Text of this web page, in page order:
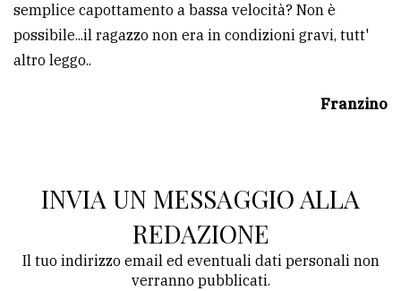
CERCA
Cerca
ALTRE
TESTATE
semplice capottamento a bassa velocità? Non è
possibile...il ragazzo non era in condizioni gravi, tutt'
altro leggo..
Franzino
INVIA UN MESSAGGIO ALLA
REDAZIONE
Il tuo indirizzo email ed eventuali dati personali non
verranno pubblicati.